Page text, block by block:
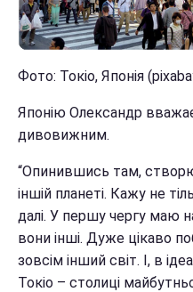
Фото: Токіо, Японія
Японію Олександр
дивовижним.
“Опинившись там,
іншій планеті. Кажу не
далі. У першу чергу маю
вони інші. Дуже цікаво
зовсім інший світ. І, в
Токіо – столиці